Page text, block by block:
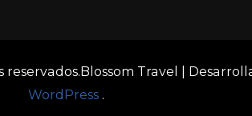
reservados. Blossom Travel |
WordPress.